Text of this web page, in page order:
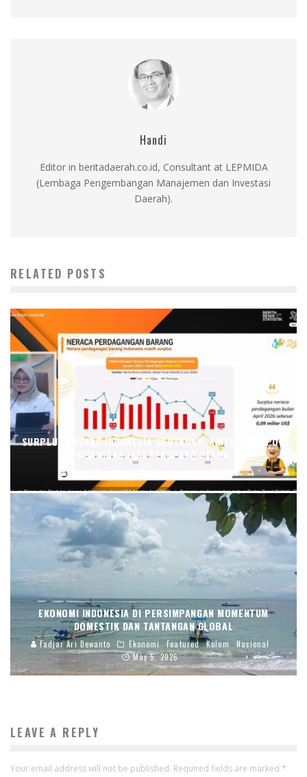
Handi
Editor in beritadaerah.co.id, Consultant at LEPMIDA
(Lembaga Pengembangan Manajemen dan Investasi
Daerah).
RELATED POSTS
SURPLUS DAGANG INDONESIA BERTAHAN, KINERJA EKSPOR
NONMIGAS JADI PENOPANG UTAMA
Endah Caratri June 3, 2026
EKONOMI INDONESIA DI PERSIMPANGAN MOMENTUM
DOMESTIK DAN TANTANGAN GLOBAL
Fadjar Ari Dewanto Ekonomi Featured Kolom
Nasional
May 5, 2026
LEAVE A REPLY
Your email address will not be published. Required fields are marked *